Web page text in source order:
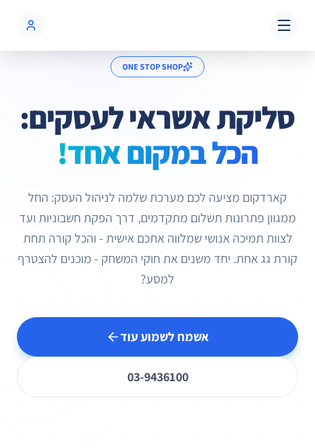
בִּקְלִיק
ONE STOP SHOP
סליקת אשראי לעסקים:
הכל במקום אחד!
קארדקום מציעה לכם מערכת שלמה לניהול העסק: החל
ממגוון פתרונות תשלום מתקדמים, דרך הפקת חשבוניות ועד
לצוות תמיכה אנושי שמלווה אתכם אישית - והכל קורה תחת
קורת גג אחת. יחד משנים את חוקי המשחק - מוכנים להצטרף
למסע?
אשמח לשמוע עוד
03-9436100